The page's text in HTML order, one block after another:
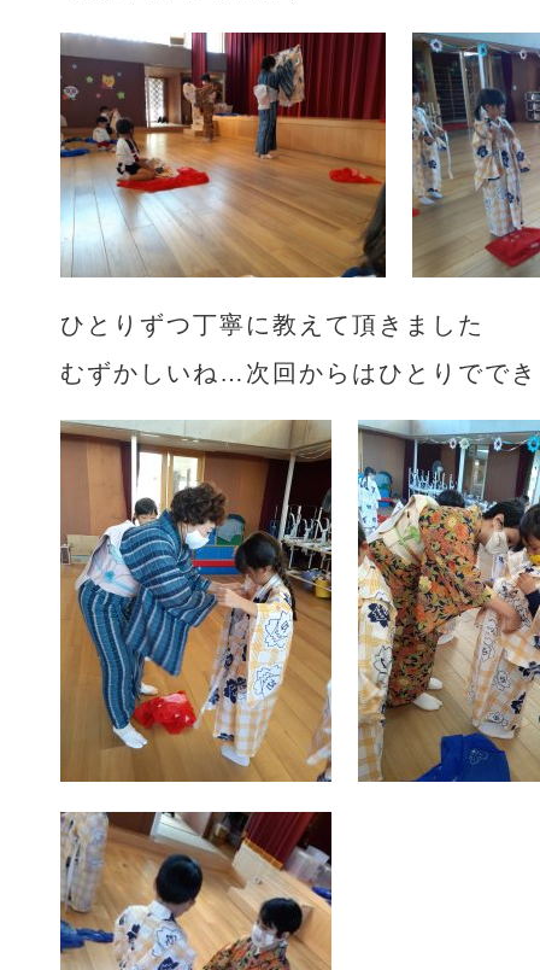
ひとりずつ丁寧に教えて頂きました
むずかしいね…次回からはひとりでで